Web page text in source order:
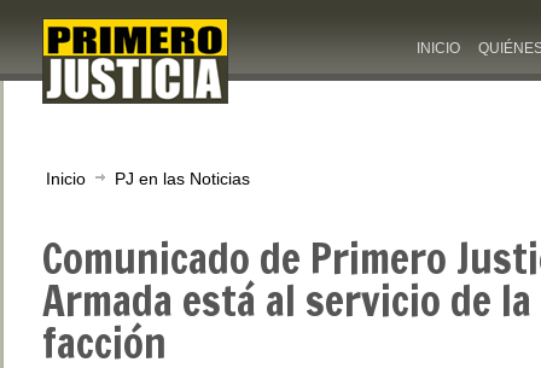
INICIO
Inicio PJ en las Noticias
Comunicado de Primero
Armada está al servicio de
facción